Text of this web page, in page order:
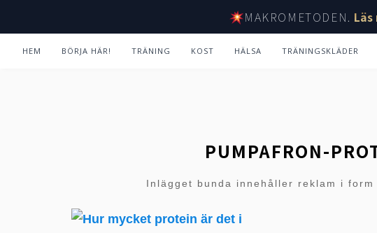
MAKROMETODEN.
HEM BÖRJA HÄR! TRÄNING KOST HÄLSA TRÄNINGSKLÄDER
PUMPAFRON-
Inlägget bunda innehåller reklam i form